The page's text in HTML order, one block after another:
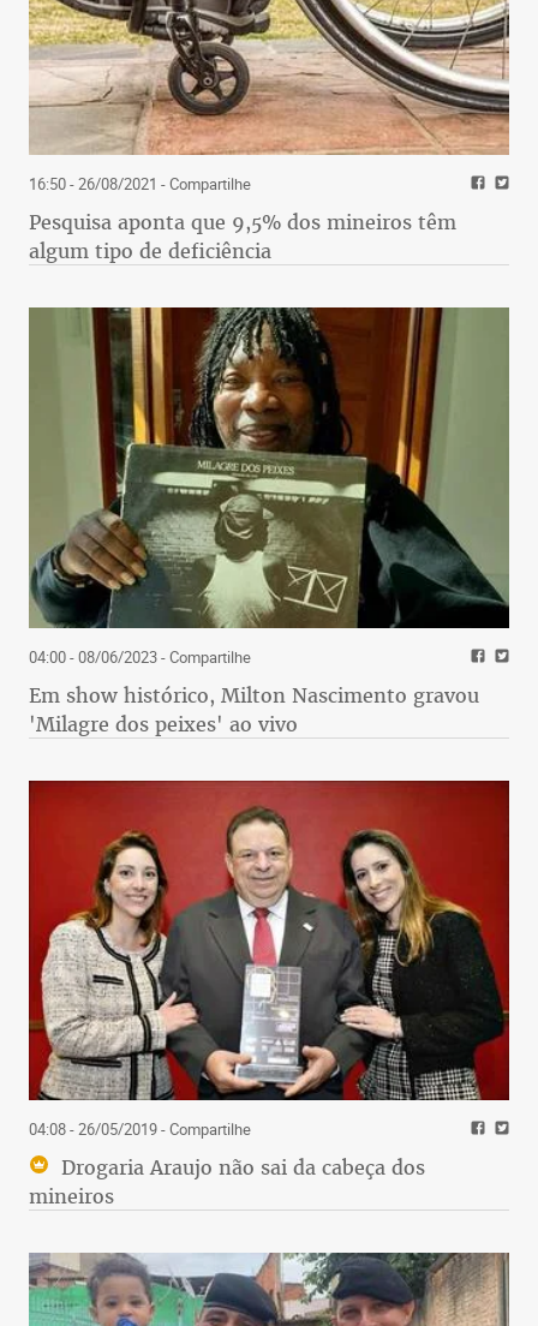
16:50 - 26/08/2021 - Compartilhe
Pesquisa aponta que 9,5% dos mineiros têm
algum tipo de deficiência
04:00 - 08/06/2023- Compartilhe
Em show histórico, Milton Nascimento gravou
'Milagre dos peixes' ao vivo
04:08 - 26/05/2019- Compartilhe
Drogaria Araujo não sai da cabeça dos
mineiros